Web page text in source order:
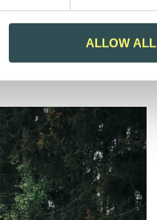
ALLOW ALL
työntekijöistä,